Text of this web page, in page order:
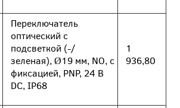
Переключатель
оптический с
подсветкой (-/
зеленая), Ø19 мм, NO, с
фиксацией, PNP, 24 В
DC, IP68
1
936,80